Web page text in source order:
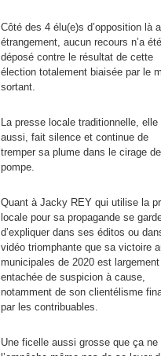
Côté des 4 élu(e)s d’opposition là
étrangement, aucun recours n’a été
déposé contre le résultat de cette
élection totalement biaisée par le
sortant.
La presse locale traditionnelle, elle
aussi, fait silence et continue de
tremper sa plume dans le cirage de
pompe.
Quant à Jacky REY qui utilise la
locale pour sa propagande se
d’expliquer dans ses éditos ou
vidéo triomphante que sa victoire
municipales de 2020 est largement
entachée de suspicion à cause,
notamment de son clientélisme
par les contribuables.
Une ficelle aussi grosse que ça ne